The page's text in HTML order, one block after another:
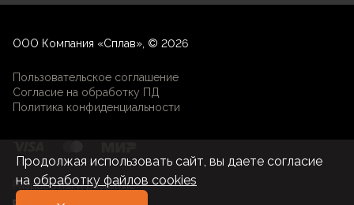
ООО Компания «Сплав», © 2026
Пользовательское соглашение
Согласие на обработку ПД
Политика конфиденциальности
Разработка и развитие
Продолжая использовать сайт, вы даете согласие
на обработку файлов cookies